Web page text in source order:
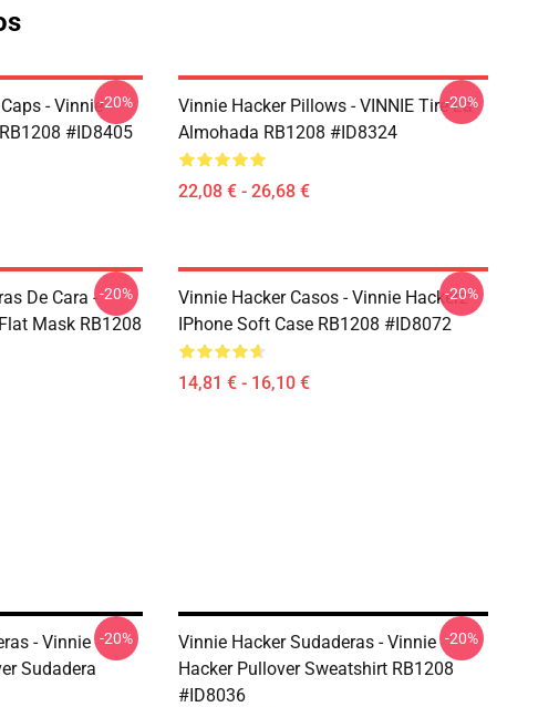
- Vinnie
#ID8405
-20%
Vinnie Hacker Pillows - VINNIE Tire La
Almohada RB1208 #ID8324
22,08 € - 26,68 €
-20%
De Cara -
Mask RB1208
-20%
Vinnie Hacker Casos - Vinnie Hackerz
IPhone Soft Case RB1208 #ID8072
14,81 € - 16,10 €
-20%
- Vinnie
Sudadera
-20%
Vinnie Hacker Sudaderas - Vinnie
Hacker Pullover Sweatshirt RB1208
#ID8036
-20%